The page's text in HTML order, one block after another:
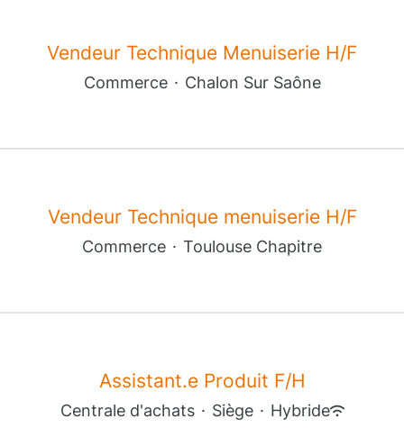
Vendeur Technique Menuiserie H/F
Commerce · Chalon Sur Saône
Vendeur Technique menuiserie H/F
Commerce · Toulouse Chapitre
Assistant.e Produit F/H
Centrale d'achats · Siège · Hybride